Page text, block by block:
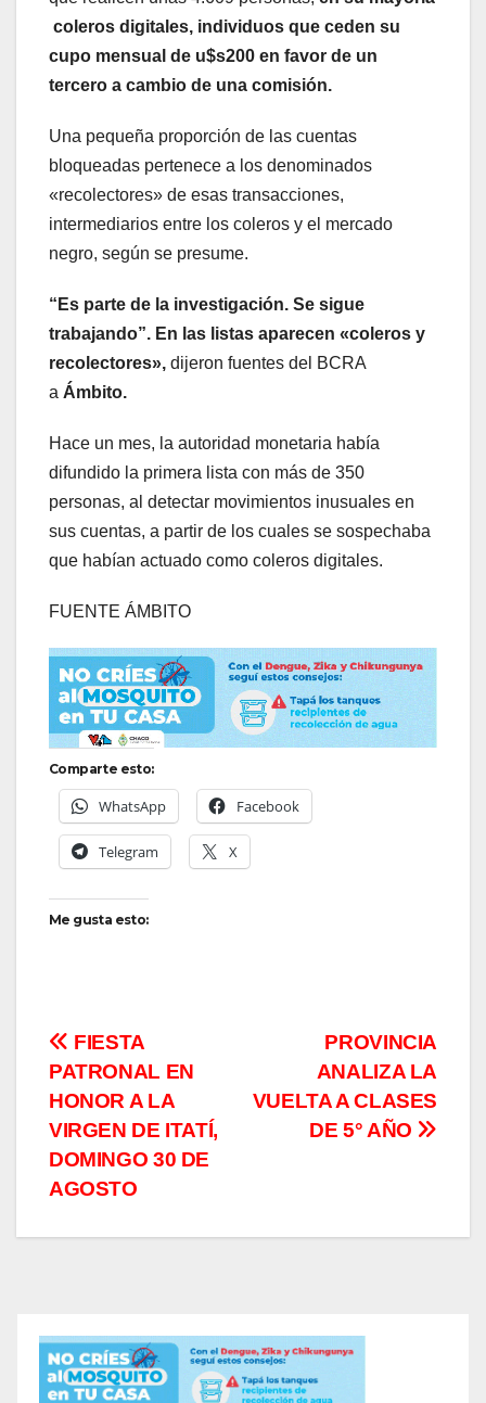
coleros digitales, individuos que ceden su
cupo mensual de u$s200 en favor de un
tercero a cambio de una comisión.
Una pequeña proporción de las cuentas
bloqueadas pertenece a los denominados
«recolectores» de esas transacciones,
intermediarios entre los coleros y el mercado
negro, según se presume.
“Es parte de la investigación. Se sigue
trabajando”. En las listas aparecen «coleros y
recolectores», dijeron fuentes del BCRA
a Ámbito.
Hace un mes, la autoridad monetaria había
difundido la primera lista con más de 350
personas, al detectar movimientos inusuales en
sus cuentas, a partir de los cuales se sospechaba
que habían actuado como coleros digitales.
FUENTE ÁMBITO
Comparte esto:
WhatsApp Facebook
Telegram X
Me gusta esto:
Navegación
de
entradas
PROVINCIA
ANALIZA LA
VUELTA A CLASES
DE 5° AÑO
FIESTA
PATRONAL EN
HONOR A LA
VIRGEN DE ITATÍ,
DOMINGO 30 DE
AGOSTO